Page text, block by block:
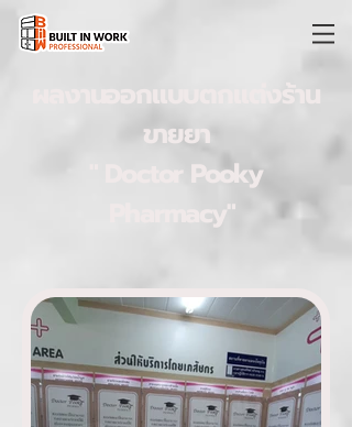
ผลงานออกแบบตกแต่งร้าน
ขายยา
" Doctor Pooky
Pharmacy"